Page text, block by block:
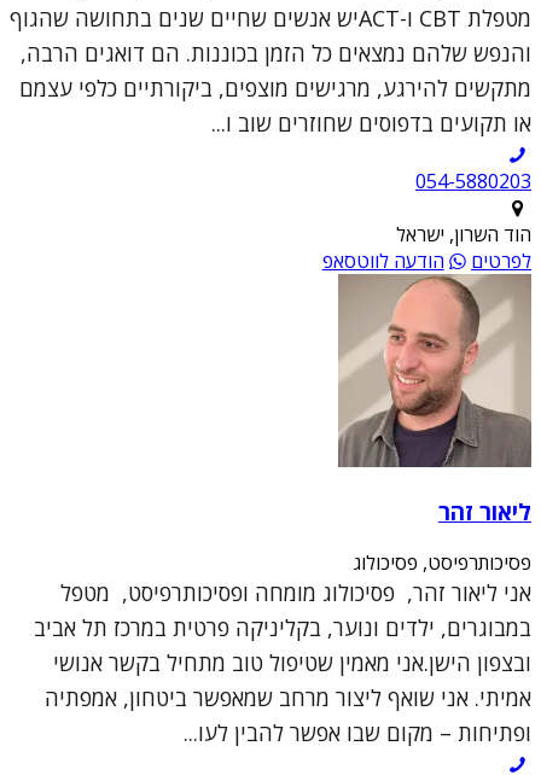
מטפלת CBT ו-ACTיש אנשים שחיים שנים בתחושה שהגוף
והנפש שלהם נמצאים כל הזמן בכוננות. הם דואגים הרבה,
מתקשים להירגע, מרגישים מוצפים, ביקורתיים כלפי עצמם
או תקועים בדפוסים שחוזרים שוב ו...
054-5880203
הוד השרון, ישראל
לפרטים
הודעה לווטסאפ
ליאור זהר
פסיכותרפיסט, פסיכולוג
אני ליאור זהר, פסיכולוג מומחה ופסיכותרפיסט, מטפל
במבוגרים, ילדים ונוער, בקליניקה פרטית במרכז תל אביב
ובצפון הישן.אני מאמין שטיפול טוב מתחיל בקשר אנושי
אמיתי. אני שואף ליצור מרחב שמאפשר ביטחון, אמפתיה
ופתיחות – מקום שבו אפשר להבין לעו...